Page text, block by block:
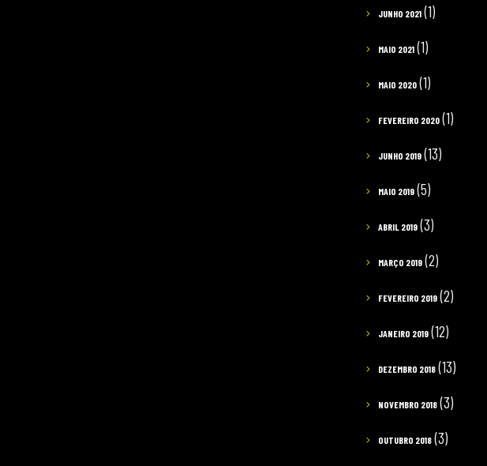
JUNHO 2021 (1)
MAIO 2021 (1)
MAIO 2020 (1)
FEVEREIRO 2020 (1)
JUNHO 2019 (13)
MAIO 2019 (5)
ABRIL 2019 (3)
MARÇO 2019 (2)
FEVEREIRO 2019 (2)
JANEIRO 2019 (12)
DEZEMBRO 2018 (13)
NOVEMBRO 2018 (3)
OUTUBRO 2018 (3)